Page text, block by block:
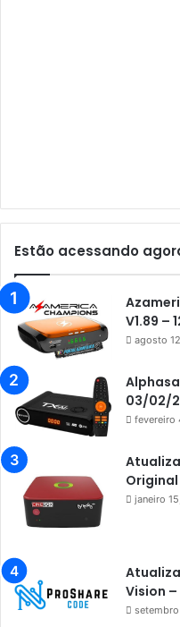
Audisat
Audisat
Azamerica
Azamerica
Azamerica
Azamerica
Azamerica
Azamerica
Azamerica
Azamerica
Azamerica
Estão acessando
V1.89 –
agosto
03/02/
fevereiro
Original
janeiro
Vision